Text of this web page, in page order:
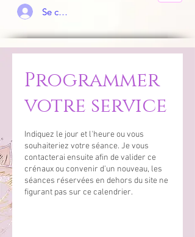
Se connecter
Programmer
votre service
Indiquez le jour et l'heure ou vous
souhaiteriez votre séance. Je vous
contacterai ensuite afin de valider ce
crénaux ou convenir d'un nouveau, les
séances réservées en dehors du site ne
figurant pas sur ce calendrier.